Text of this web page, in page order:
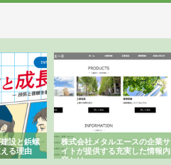
設と鋲螺
る理由
株式会社メタルエースの企業サ
イトが提供する充実した情報内
容とは